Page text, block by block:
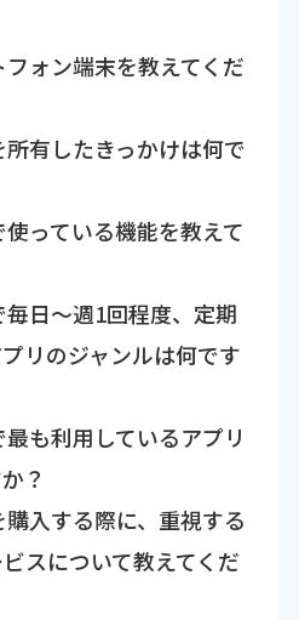
フォン端末を教えてくだ
所有したきっかけは何で
使っている機能を教えて
毎日～週1回程度、定期
リのジャンルは何です
最も利用しているアプリ
？
購入する際に、重視する
スについて教えてくだ